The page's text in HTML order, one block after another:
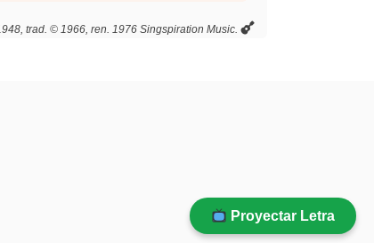
trad. © 1966, ren. 1976 Singspiration Music.
Proyectar Letra